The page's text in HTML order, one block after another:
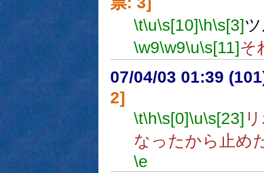
\t\u\s[10]\h\s[3]
\w9\w9\u\s[11]そ
07/04/03 01:39
2]
\t\h\s[0]\u\s[23]
なったから止め
\e